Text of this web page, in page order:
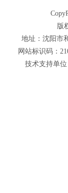
版
地址：沈阳市
网站标识码：
技术支持单